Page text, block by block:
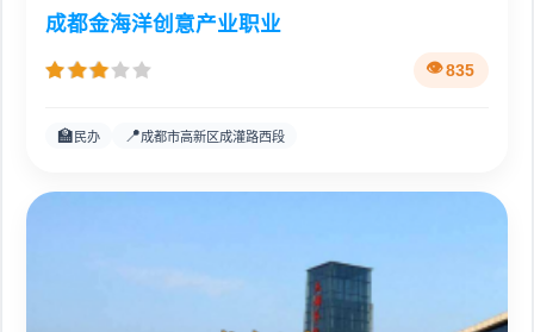
成都金海洋创意产业职业
835
🏫 民办 📍成都市高新区成灌路西段